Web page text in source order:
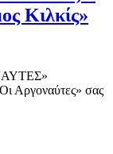
Κιλκίς»
Αργοναύτες» σας